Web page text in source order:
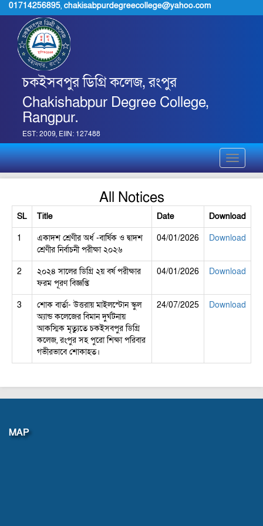
01714256895, chakisabpurdegreecollege@yahoo.com
চকইসবপুর ডিগ্রি কলেজ, রংপুর
Chakishabpur Degree College,
Rangpur.
EST: 2009, EIIN: 127488
Toggle
All Notices
SL Title Date
Download
1
একাদশ শ্রেণীর অর্ধ -বার্ষিক ও দ্বাদশ
শ্রেণীর নির্বাচনী পরীক্ষা ২০২৬
04/01/2026 Download
2
২০২৪ সালের ডিগ্রি ২য় বর্ষ পরীক্ষার
ফরম পূরণ বিজ্ঞপ্তি
04/01/2026 Download
3
শোক বার্তা- উত্তরায় মাইলস্টোন স্কুল
অ্যান্ড কলেজের বিমান দুর্ঘটনায়
আকস্মিক মৃত্যুতে চকইসবপুর ডিগ্রি
কলেজ, রংপুর সহ পুরো শিক্ষা পরিবার
গভীরভাবে শোকাহত।
24/07/2025 Download
MAP